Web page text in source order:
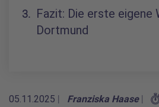
Fazit: Die erste eigene
Dortmund
05.11.2025 | Franziska Haase |